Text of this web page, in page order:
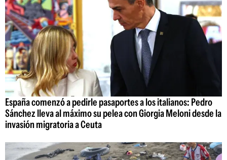
España comenzó a pedirle pasaportes a los italianos: Pedro
Sánchez lleva al máximo su pelea con Giorgia Meloni desde la
invasión migratoria a Ceuta